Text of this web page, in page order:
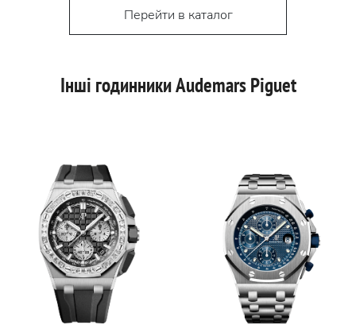
Перейти в каталог
Інші годинники Audemars Piguet